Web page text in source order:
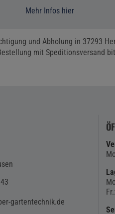
Mehr Infos hier
und Abholung in 37293
mit Speditionsversand
gartentechnik.de